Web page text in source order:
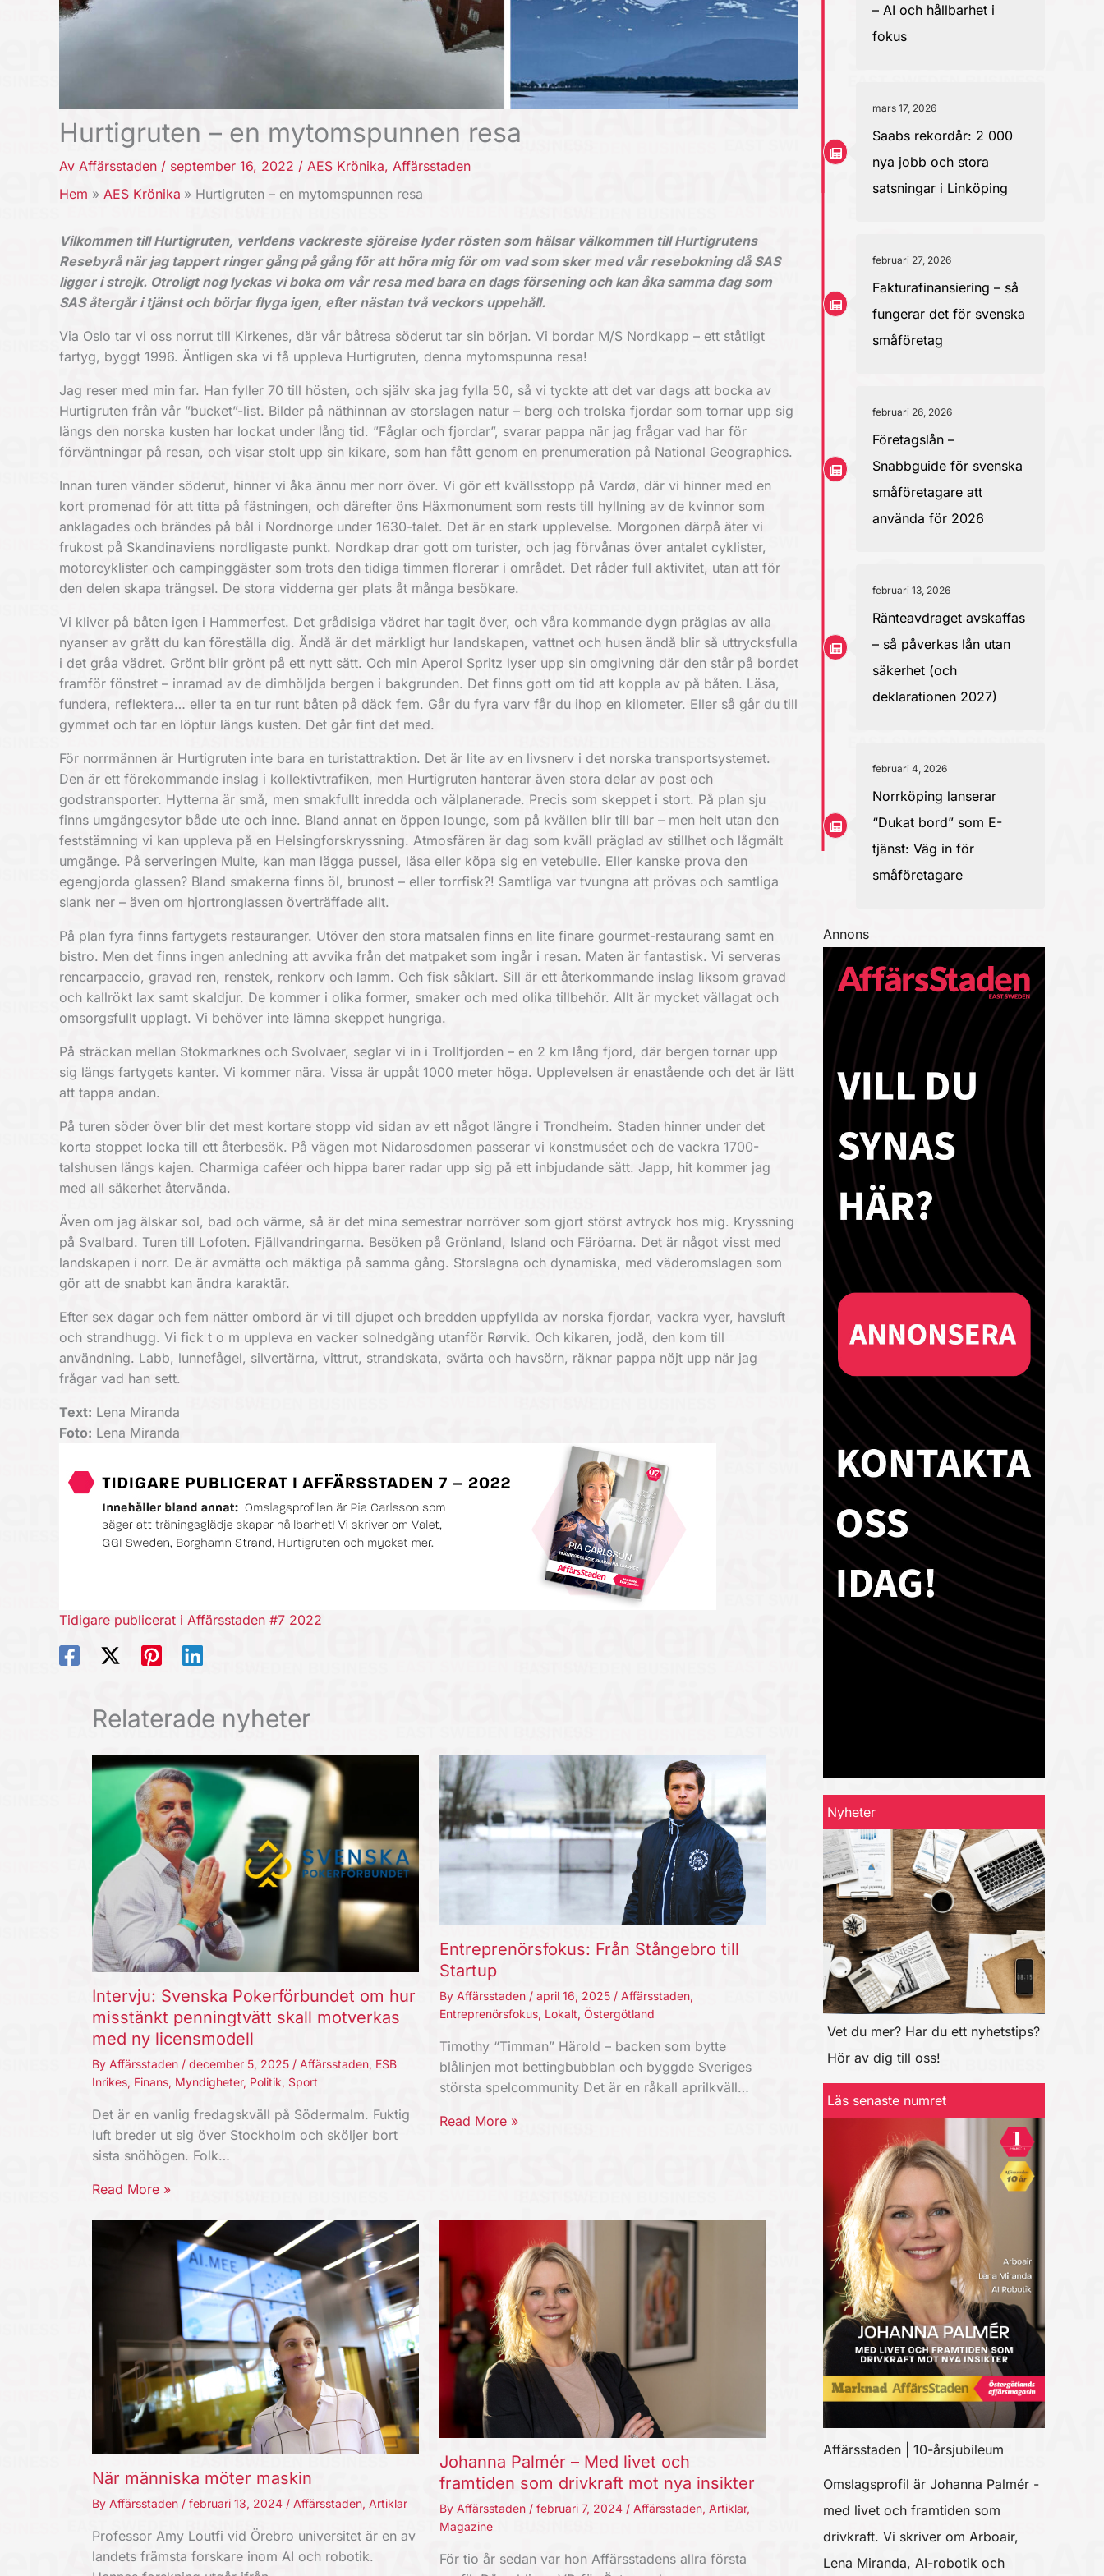
Hurtigruten – en mytomspunnen resa
Av Affärsstaden / september 16, 2022 / AES Krönika, Affärsstaden
Hem
AES Krönika Hurtigruten – en mytomspunnen resa
Vilkommen till Hurtigruten, verldens vackreste sjöreise lyder rösten som hälsar välkommen till Hurtigrutens
Resebyrå när jag tappert ringer gång på gång för att höra mig för om vad som sker med vår resebokning då SAS
ligger i strejk. Otroligt nog lyckas vi boka om vår resa med bara en dags försening och kan åka samma dag som
SAS återgår i tjänst och börjar flyga igen, efter nästan två veckors uppehåll.
Via Oslo tar vi oss norrut till Kirkenes, där vår båtresa söderut tar sin början. Vi bordar M/S Nordkapp – ett ståtligt
fartyg, byggt 1996. Äntligen ska vi få uppleva Hurtigruten, denna mytomspunna resa!
Jag reser med min far. Han fyller 70 till hösten, och själv ska jag fylla 50, så vi tyckte att det var dags att bocka av
Hurtigruten från vår ”bucket”-list. Bilder på näthinnan av storslagen natur – berg och trolska fjordar som tornar upp sig
längs den norska kusten har lockat under lång tid. ”Fåglar och fjordar”, svarar pappa när jag frågar vad har för
förväntningar på resan, och visar stolt upp sin kikare, som han fått genom en prenumeration på National Geographics.
Innan turen vänder söderut, hinner vi åka ännu mer norr över. Vi gör ett kvällsstopp på Vardø, där vi hinner med en
kort promenad för att titta på fästningen, och därefter öns Häxmonument som rests till hyllning av de kvinnor som
anklagades och brändes på bål i Nordnorge under 1630-talet. Det är en stark upplevelse. Morgonen därpå äter vi
frukost på Skandinaviens nordligaste punkt. Nordkap drar gott om turister, och jag förvånas över antalet cyklister,
motorcyklister och campinggäster som trots den tidiga timmen florerar i området. Det råder full aktivitet, utan att för
den delen skapa trängsel. De stora vidderna ger plats åt många besökare.
Vi kliver på båten igen i Hammerfest. Det grådisiga vädret har tagit över, och våra kommande dygn präglas av alla
nyanser av grått du kan föreställa dig. Ändå är det märkligt hur landskapen, vattnet och husen ändå blir så uttrycksfulla
i det gråa vädret. Grönt blir grönt på ett nytt sätt. Och min Aperol Spritz lyser upp sin omgivning där den står på bordet
framför fönstret – inramad av de dimhöljda bergen i bakgrunden. Det finns gott om tid att koppla av på båten. Läsa,
fundera, reflektera… eller ta en tur runt båten på däck fem. Går du fyra varv får du ihop en kilometer. Eller så går du till
gymmet och tar en löptur längs kusten. Det går fint det med.
För norrmännen är Hurtigruten inte bara en turistattraktion. Det är lite av en livsnerv i det norska transportsystemet.
Den är ett förekommande inslag i kollektivtrafiken, men Hurtigruten hanterar även stora delar av post och
godstransporter. Hytterna är små, men smakfullt inredda och välplanerade. Precis som skeppet i stort. På plan sju
finns umgängesytor både ute och inne. Bland annat en öppen lounge, som på kvällen blir till bar – men helt utan den
feststämning vi kan uppleva på en Helsingforskryssning. Atmosfären är dag som kväll präglad av stillhet och lågmält
umgänge. På serveringen Multe, kan man lägga pussel, läsa eller köpa sig en vetebulle. Eller kanske prova den
egengjorda glassen? Bland smakerna finns öl, brunost – eller torrfisk?! Samtliga var tvungna att prövas och samtliga
slank ner – även om hjortronglassen överträffade allt.
På plan fyra finns fartygets restauranger. Utöver den stora matsalen finns en lite finare gourmet-restaurang samt en
bistro. Men det finns ingen anledning att avvika från det matpaket som ingår i resan. Maten är fantastisk. Vi serveras
rencarpaccio, gravad ren, renstek, renkorv och lamm. Och fisk såklart. Sill är ett återkommande inslag liksom gravad
och kallrökt lax samt skaldjur. De kommer i olika former, smaker och med olika tillbehör. Allt är mycket vällagat och
omsorgsfullt upplagt. Vi behöver inte lämna skeppet hungriga.
På sträckan mellan Stokmarknes och Svolvaer, seglar vi in i Trollfjorden – en 2 km lång fjord, där bergen tornar upp
sig längs fartygets kanter. Vi kommer nära. Vissa är uppåt 1000 meter höga. Upplevelsen är enastående och det är lätt
att tappa andan.
På turen söder över blir det mest kortare stopp vid sidan av ett något längre i Trondheim. Staden hinner under det
korta stoppet locka till ett återbesök. På vägen mot Nidarosdomen passerar vi konstmuséet och de vackra 1700-
talshusen längs kajen. Charmiga caféer och hippa barer radar upp sig på ett inbjudande sätt. Japp, hit kommer jag
med all säkerhet återvända.
Även om jag älskar sol, bad och värme, så är det mina semestrar norröver som gjort störst avtryck hos mig. Kryssning
på Svalbard. Turen till Lofoten. Fjällvandringarna. Besöken på Grönland, Island och Färöarna. Det är något visst med
landskapen i norr. De är avmätta och mäktiga på samma gång. Storslagna och dynamiska, med väderomslagen som
gör att de snabbt kan ändra karaktär.
Efter sex dagar och fem nätter ombord är vi till djupet och bredden uppfyllda av norska fjordar, vackra vyer, havsluft
och strandhugg. Vi fick t o m uppleva en vacker solnedgång utanför Rørvik. Och kikaren, jodå, den kom till
användning. Labb, lunnefågel, silvertärna, vittrut, strandskata, svärta och havsörn, räknar pappa nöjt upp när jag
frågar vad han sett.
Text: Lena Miranda
Foto: Lena Miranda
Tidigare publicerat i Affärsstaden #7 2022
Relaterade nyheter
Intervju: Svenska Pokerförbundet om hur
misstänkt penningtvätt skall motverkas
med ny licensmodell
By Affärsstaden / december 5, 2025 / Affärsstaden, ESB
Inrikes, Finans, Myndigheter, Politik, Sport
Det är en vanlig fredagskväll på Södermalm. Fuktig
luft breder ut sig över Stockholm och sköljer bort
sista snöhögen. Folk…
Read More »
Entreprenörsfokus: Från Stångebro till
Startup
By Affärsstaden / april 16, 2025 / Affärsstaden,
Entreprenörsfokus, Lokalt, Östergötland
Timothy “Timman” Härold – backen som bytte
blålinjen mot bettingbubblan och byggde Sveriges
största spelcommunity Det är en råkall aprilkväll…
Read More »
När människa möter maskin
By Affärsstaden / februari 13, 2024 / Affärsstaden, Artiklar
Professor Amy Loutfi vid Örebro universitet är en av
landets främsta forskare inom AI och robotik.
Johanna Palmér – Med livet och
framtiden som drivkraft mot nya insikter
By Affärsstaden / februari 7, 2024 / Affärsstaden, Artiklar,
Magazine
För tio år sedan var hon Affärsstadens allra första
– AI och hållbarhet i
fokus
mars 17, 2026
Saabs rekordår: 2 000
nya jobb och stora
satsningar i Linköping
februari 27, 2026
Fakturafinansiering – så
fungerar det för svenska
småföretag
februari 26, 2026
Företagslån –
Snabbguide för svenska
småföretagare att
använda för 2026
februari 13, 2026
Ränteavdraget avskaffas
– så påverkas lån utan
säkerhet (och
deklarationen 2027)
februari 4, 2026
Norrköping lanserar
“Dukat bord” som E-
tjänst: Väg in för
småföretagare
Annons
Nyheter
Vet du mer? Har du ett nyhetstips?
Hör av dig till oss!
Läs senaste numret
Affärsstaden | 10-årsjubileum
Omslagsprofil är Johanna Palmér -
med livet och framtiden som
drivkraft. Vi skriver om Arboair,
Lena Miranda, AI-robotik och